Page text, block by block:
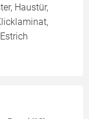
Haustür,